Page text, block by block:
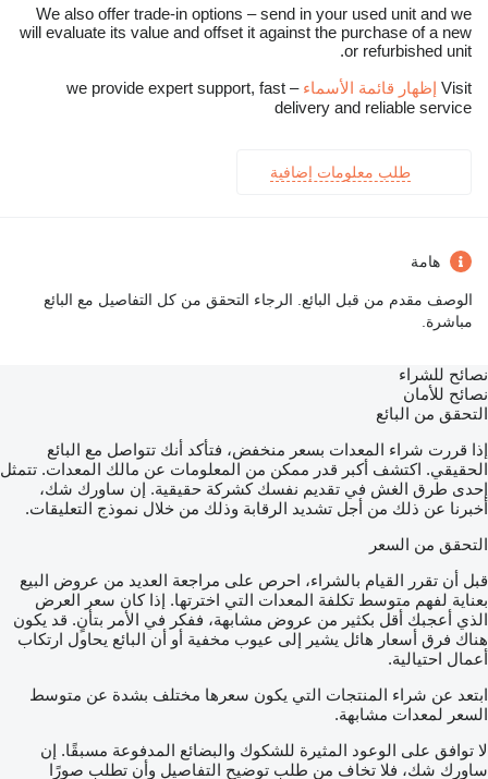
We also offer trade-in options – send in your used unit and we
will evaluate its value and offset it against the purchase of a new
or refurbished unit.
Visit إظهار قائمة الأسماء
– we provide expert support, fast
delivery and reliable service
طلب معلومات إضافية
هامة
الوصف مقدم من قبل البائع. الرجاء التحقق من كل التفاصيل مع البائع
مباشرة.
نصائح للشراء
نصائح للأمان
التحقق من البائع
إذا قررت شراء المعدات بسعر منخفض، فتأكد أنك تتواصل مع البائع
الحقيقي. اكتشف أكبر قدر ممكن من المعلومات عن مالك المعدات. تتمثل
إحدى طرق الغش في تقديم نفسك كشركة حقيقية. إن ساورك شك،
أخبرنا عن ذلك من أجل تشديد الرقابة وذلك من خلال نموذج التعليقات.
التحقق من السعر
قبل أن تقرر القيام بالشراء، احرص على مراجعة العديد من عروض البيع
بعناية لفهم متوسط تكلفة المعدات التي اخترتها. إذا كان سعر العرض
الذي أعجبك أقل بكثير من عروض مشابهة، ففكر في الأمر بتأنٍ. قد يكون
هناك فرق أسعار هائل يشير إلى عيوب مخفية أو أن البائع يحاول ارتكاب
أعمال احتيالية.
ابتعد عن شراء المنتجات التي يكون سعرها مختلف بشدة عن متوسط
السعر لمعدات مشابهة.
لا توافق على الوعود المثيرة للشكوك والبضائع المدفوعة مسبقًا. إن
ساورك شك، فلا تخاف من طلب توضيح التفاصيل وأن تطلب صورًا